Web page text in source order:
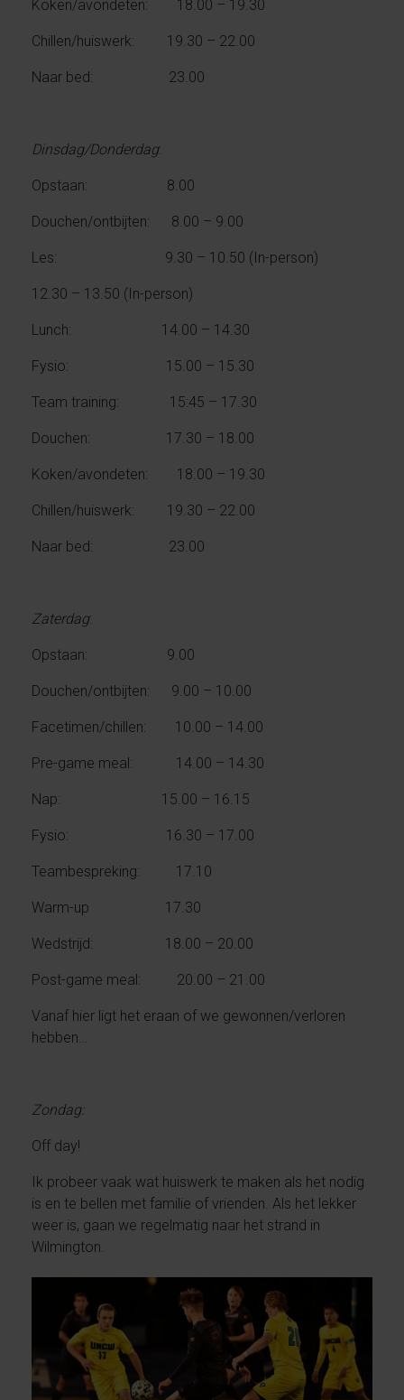
Koken/avondeten: 18.00 – 19.30
Chillen/huiswerk: 19.30 – 22.00
Naar bed: 23.00
Dinsdag/Donderdag:
Opstaan: 8.00
Douchen/ontbijten: 8.00 – 9.00
Les: 9.30 – 10.50 (In-person)
12.30 – 13.50 (In-person)
Lunch: 14.00 – 14.30
Fysio: 15.00 – 15.30
Team training: 15:45 – 17.30
Douchen: 17.30 – 18.00
Koken/avondeten: 18.00 – 19.30
Chillen/huiswerk: 19.30 – 22.00
Naar bed: 23.00
Zaterdag:
Opstaan: 9.00
Douchen/ontbijten: 9.00 – 10.00
Facetimen/chillen: 10.00 – 14.00
Pre-game meal: 14.00 – 14.30
Nap: 15.00 – 16.15
Fysio: 16.30 – 17.00
Teambespreking: 17.10
Warm-up 17.30
Wedstrijd: 18.00 – 20.00
Post-game meal: 20.00 – 21.00
Vanaf hier ligt het eraan of we gewonnen/verloren
hebben…
Zondag:
Off day!
Ik probeer vaak wat huiswerk te maken als het nodig
is en te bellen met familie of vrienden. Als het lekker
weer is, gaan we regelmatig naar het strand in
Wilmington.